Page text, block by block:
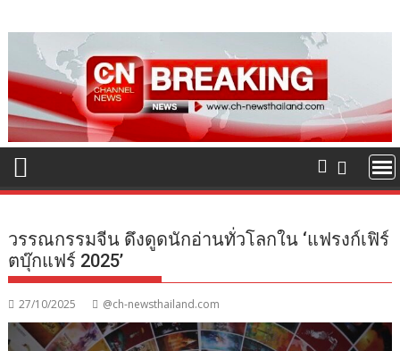
to
content
วรรณกรรมจีน ดึงดูดนักอ่านทั่วโลกใน ‘แฟรงก์เฟิร์
ตบุ๊กแฟร์ 2025’
27/10/2025 @ch-newsthailand.com